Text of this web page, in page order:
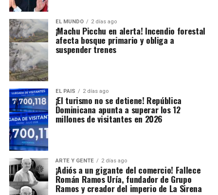
EL MUNDO 2 días ago
¡Machu Picchu en alerta! Incendio forestal
afecta bosque primario y obliga a
suspender trenes
EL PAIS 2 días ago
¡El turismo no se detiene! República
Dominicana apunta a superar los 12
millones de visitantes en 2026
ARTE Y GENTE 2 días ago
¡Adiós a un gigante del comercio! Fallece
Román Ramos Uría, fundador de Grupo
Ramos y creador del imperio de La Sirena